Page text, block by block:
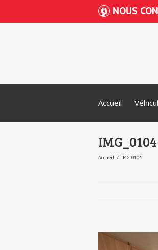
NOUS
Accueil
IMG_0104
Accueil IMG_0104